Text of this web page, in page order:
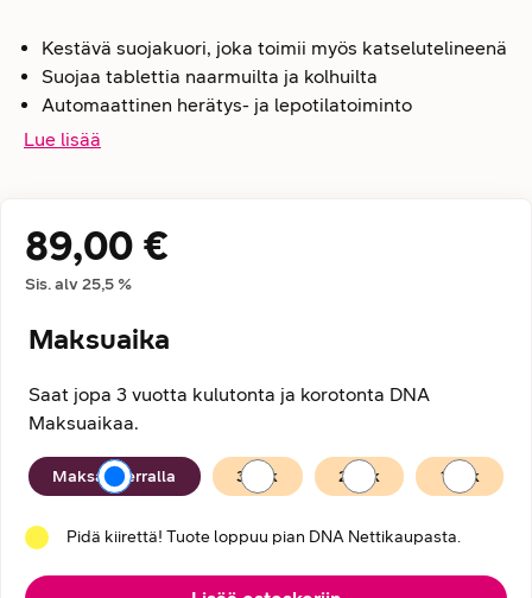
Kestävä suojakuori, joka toimii myös katselutelineenä
Suojaa tablettia naarmuilta ja kolhuilta
Automaattinen herätys- ja lepotilatoiminto
Lue lisää
Hintatiedot
89,00 €
Sis. alv25,5 %
Maksuaika
Saat jopa 3 vuotta kulutonta ja korotonta DNA
Maksuaikaa.
Maksuaika
Maksan kerralla 36 kk 24 kk 12 kk
Pidä kiirettä! Tuote loppuu pian DNA Nettikaupasta.